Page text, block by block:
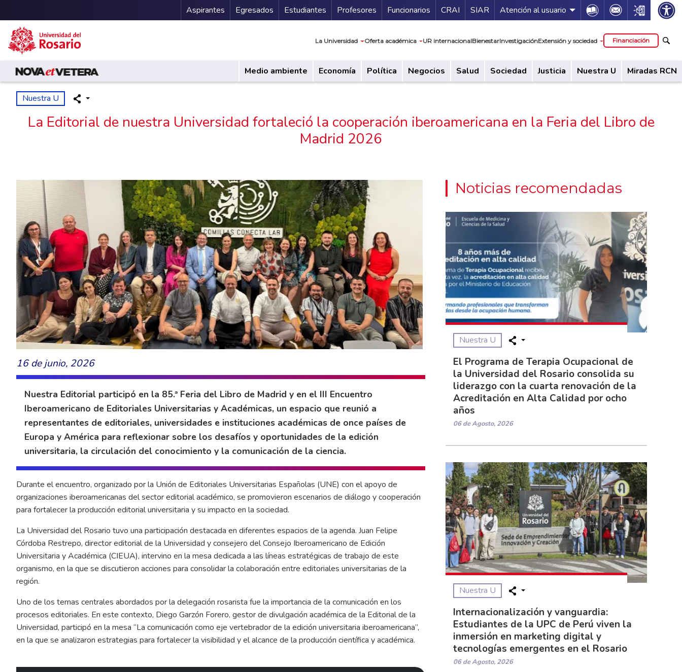
Pasar al contenido principal
Menu Secundario
Aspirantes Egresados Estudiantes Profesores Funcionarios Guía de servicios
CRAI SIAR Atención al usuario Icon Icon Icon
La Universidad Oferta académica UR internacionalBienestarInvestigaciónExtensión y sociedad Financiación
Medio ambiente Economía Política Negocios Salud Sociedad Justicia Nuestra U Miradas RCN
Nuestra U
La Editorial de nuestra Universidad fortaleció la cooperación iberoamericana en la Feria del Libro de
Madrid 2026
16 de junio, 2026
Nuestra Editorial participó en la 85.ª Feria del Libro de Madrid y en el III Encuentro
Iberoamericano de Editoriales Universitarias y Académicas, un espacio que reunió a
representantes de editoriales, universidades e instituciones académicas de once países de
Europa y América para reflexionar sobre los desafíos y oportunidades de la edición
universitaria, la circulación del conocimiento y la comunicación de la ciencia.
Durante el encuentro, organizado por la Unión de Editoriales Universitarias Españolas (UNE) con el apoyo de
organizaciones iberoamericanas del sector editorial académico, se promovieron escenarios de diálogo y cooperación
para fortalecer la producción editorial universitaria y su impacto en la sociedad.
La Universidad del Rosario tuvo una participación destacada en diferentes espacios de la agenda. Juan Felipe
Córdoba Restrepo, director editorial de la Universidad y consejero del Consejo Iberoamericano de Edición
Universitaria y Académica (CIEUA), intervino en la mesa dedicada a las líneas estratégicas de trabajo de este
organismo, en la que se discutieron acciones para consolidar la colaboración entre editoriales universitarias de la
región.
Uno de los temas centrales abordados por la delegación rosarista fue la importancia de la comunicación en los
procesos editoriales. En este contexto, Diego Garzón Forero, gestor de divulgación académica de la Editorial de la
Universidad, participó en la mesa “La comunicación como eje vertebrador de la edición universitaria iberoamericana”,
en la que se analizaron estrategias para fortalecer la visibilidad y el alcance de la producción científica y académica.
Noticias recomendadas
Nuestra U
El Programa de Terapia Ocupacional de
la Universidad del Rosario consolida su
liderazgo con la cuarta renovación de la
Acreditación en Alta Calidad por ocho
años
06 de Agosto, 2026
Nuestra U
Internacionalización y vanguardia:
Estudiantes de la UPC de Perú viven la
inmersión en marketing digital y
tecnologías emergentes en el Rosario
06 de Agosto, 2026